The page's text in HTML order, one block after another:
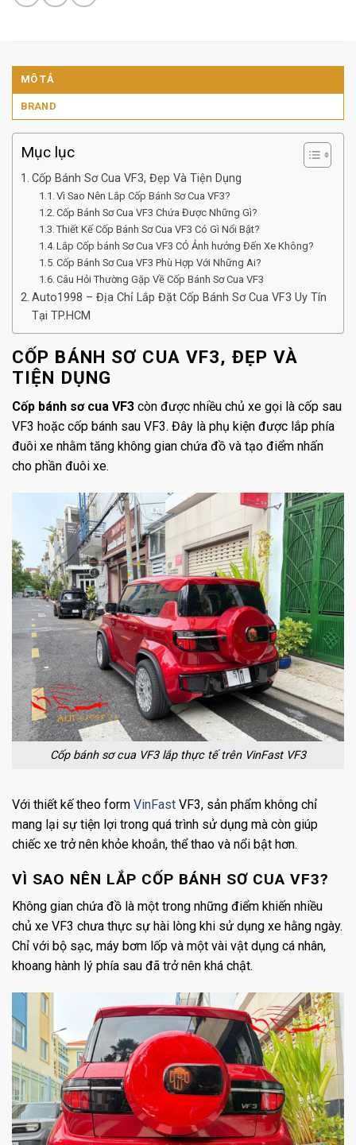
MÔ TẢ
BRAND
Mục lục
Cốp Bánh Sơ Cua VF3, Đẹp Và Tiện Dụng
Vì Sao Nên Lắp Cốp Bánh Sơ Cua VF3?
Cốp Bánh Sơ Cua VF3 Chứa Được Những Gì?
Thiết Kế Cốp Bánh Sơ Cua VF3 Có Gì Nổi Bật?
Lắp Cốp bánh Sơ Cua VF3 CÓ Ảnh hưởng Đến Xe Không?
Cốp Bánh Sơ Cua VF3 Phù Hợp Với Những Ai?
Câu Hỏi Thường Gặp Về Cốp Bánh Sơ Cua VF3
Auto1998 – Địa Chỉ Lắp Đặt Cốp Bánh Sơ Cua VF3 Uy Tín
Tại TP.HCM
CỐP BÁNH SƠ CUA VF3, ĐẸP VÀ
TIỆN DỤNG
Cốp bánh sơ cua VF3 còn được nhiều chủ xe gọi là cốp sau
VF3 hoặc cốp bánh sau VF3. Đây là phụ kiện được lắp phía
đuôi xe nhằm tăng không gian chứa đồ và tạo điểm nhấn
cho phần đuôi xe.
Cốp bánh sơ cua VF3 lắp thực tế trên VinFast VF3
Với thiết kế theo form VinFast VF3, sản phẩm không chỉ
mang lại sự tiện lợi trong quá trình sử dụng mà còn giúp
chiếc xe trở nên khỏe khoắn, thể thao và nổi bật hơn.
VÌ SAO NÊN LẮP CỐP BÁNH SƠ CUA VF3?
Không gian chứa đồ là một trong những điểm khiến nhiều
chủ xe VF3 chưa thực sự hài lòng khi sử dụng xe hằng ngày.
Chỉ với bộ sạc, máy bơm lốp và một vài vật dụng cá nhân,
khoang hành lý phía sau đã trở nên khá chật.